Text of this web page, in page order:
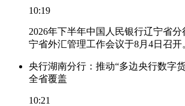
10:19
2026年下半年中国人民银行辽宁省
宁省外汇管理工作会议于8月4日召开
央行湖南分行：推动“多边央行数字
全省覆盖
10:21